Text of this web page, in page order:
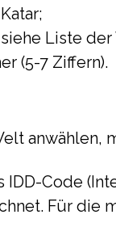
Liste
(5-7 Ziffern).
anwählen,
Code
Für die